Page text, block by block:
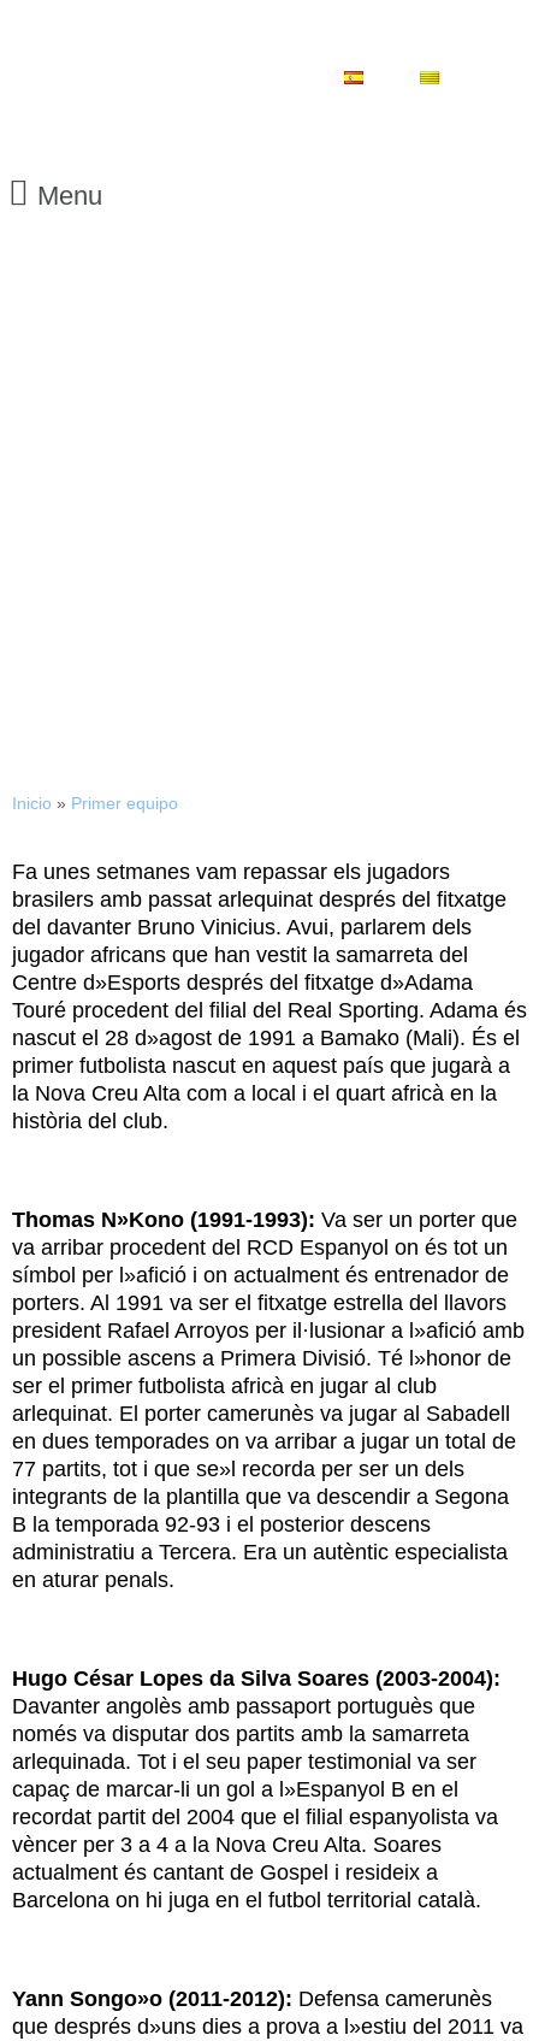
Menu
Inicio » Primer equipo
Fa unes setmanes vam repassar els jugadors
brasilers amb passat arlequinat després del fitxatge
del davanter Bruno Vinicius. Avui, parlarem dels
jugador africans que han vestit la samarreta del
Centre d»Esports després del fitxatge d»Adama
Touré procedent del filial del Real Sporting. Adama és
nascut el 28 d»agost de 1991 a Bamako (Mali). És el
primer futbolista nascut en aquest país que jugarà a
la Nova Creu Alta com a local i el quart africà en la
història del club.
Thomas N»Kono (1991-1993): Va ser un porter que
va arribar procedent del RCD Espanyol on és tot un
símbol per l»afició i on actualment és entrenador de
porters. Al 1991 va ser el fitxatge estrella del llavors
president Rafael Arroyos per il·lusionar a l»afició amb
un possible ascens a Primera Divisió. Té l»honor de
ser el primer futbolista africà en jugar al club
arlequinat. El porter camerunès va jugar al Sabadell
en dues temporades on va arribar a jugar un total de
77 partits, tot i que se»l recorda per ser un dels
integrants de la plantilla que va descendir a Segona
B la temporada 92-93 i el posterior descens
administratiu a Tercera. Era un autèntic especialista
en aturar penals.
Hugo César Lopes da Silva Soares (2003-2004):
Davanter angolès amb passaport portuguès que
només va disputar dos partits amb la samarreta
arlequinada. Tot i el seu paper testimonial va ser
capaç de marcar-li un gol a l»Espanyol B en el
recordat partit del 2004 que el filial espanyolista va
vèncer per 3 a 4 a la Nova Creu Alta. Soares
actualment és cantant de Gospel i resideix a
Barcelona on hi juga en el futbol territorial català.
Yann Songo»o (2011-2012): Defensa camerunès
que després d»uns dies a prova a l»estiu del 2011 va